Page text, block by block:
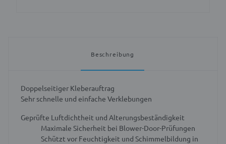
Beschreibung
Doppelseitiger Kleberauftrag
Sehr schnelle und einfache Verklebungen
Geprüfte Luftdichtheit und Alterungsbeständigkeit
Maximale Sicherheit bei Blower-Door-Prüfungen
Schützt vor Feuchtigkeit und Schimmelbildung in